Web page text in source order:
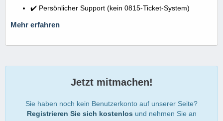
✔️ Persönlicher Support (kein 0815-Ticket-System)
Mehr erfahren
Jetzt mitmachen!
Sie haben noch kein Benutzerkonto auf unserer Seite?
Registrieren Sie sich kostenlos und nehmen Sie an